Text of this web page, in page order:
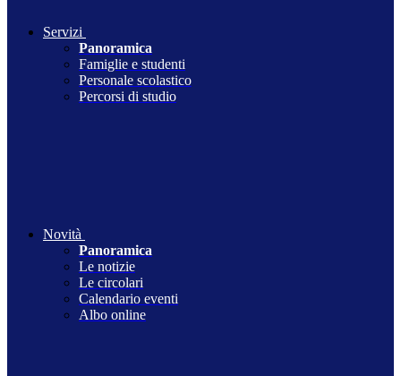
Servizi
Panoramica
Famiglie e studenti
Personale scolastico
Percorsi di studio
Novità
Panoramica
Le notizie
Le circolari
Calendario eventi
Albo online